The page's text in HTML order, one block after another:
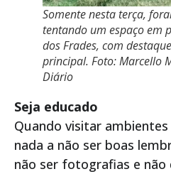
Somente nesta terça,
tentando um espaço em
dos Frades, com
principal. Foto: Marcello
Diário
Seja educado
Quando visitar
nada a não ser boas
não ser fotografias e não